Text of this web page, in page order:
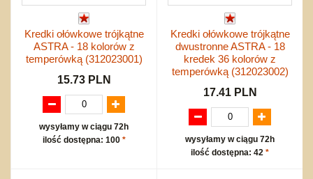
Kredki ołówkowe trójkątne
ASTRA - 18 kolorów z
temperówką (312023001)
15.73 PLN
wysyłamy w ciągu 72h
ilość dostępna: 100 *
Kredki ołówkowe trójkątne
dwustronne ASTRA - 18
kredek 36 kolorów z
temperówką (312023002)
17.41 PLN
wysyłamy w ciągu 72h
ilość dostępna: 42 *